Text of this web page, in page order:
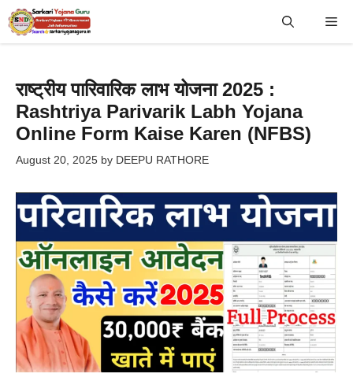
Skip
to
राष्ट्रीय पारिवारिक लाभ योजना 2025 :
Rashtriya Parivarik Labh Yojana
Online Form Kaise Karen (NFBS)
August 20, 2025 by DEEPU RATHORE